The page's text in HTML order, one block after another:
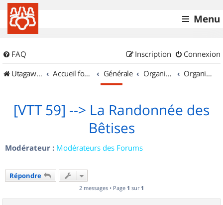
Menu
FAQ Connexion
Inscription
UtagawaVTT (Randos VTT et VTTAE avec traces GPS)
Accueil forum Générale Organisation de sorties & Recherche de partenaires Organisation de sorties en région Nord Pas de Calais
[VTT 59] --> La Randonnée des
Bêtises
Modérateur : Modérateurs des Forums
Répondre
2 messages • Page 1 sur 1